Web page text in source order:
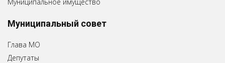
Муниципальный совет
Глава МО
Депутаты